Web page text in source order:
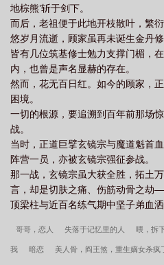
地棕熊’斩于剑下。
而后，老祖便于此地开枝散叶，繁
悠岁月流逝，顾家虽再未诞生金丹
皆有几位筑基修士勉力支撑门楣，
内，也曾是声名显赫的存在。
然而，花无百日红。如今的顾家，
困境。
一切的根源，要追溯到百年前那场
战。
当时，正道巨擘玄镜宗与魔道魁首
阵营一员，亦被玄镜宗强征参战。
那一战，玄镜宗虽大获全胜，拓土
言，却是切肤之痛、伤筋动骨之劫
顶梁柱与近百名练气期中坚子弟血洒
哥哥，恋人 失落于记忆里的人 喂，拆
我 暗恋 美人骨，阎王煞，重生嫡女杀疯